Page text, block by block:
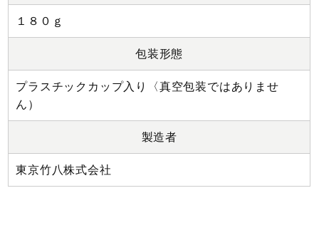
１８０ｇ
包装形態
プラスチックカップ入り〈真空包装ではありませ
ん）
製造者
東京竹八株式会社